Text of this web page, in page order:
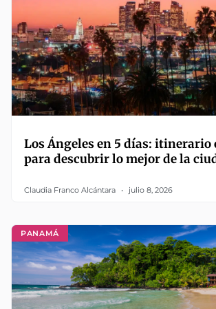
Los Ángeles en 5 días: itinerario
para descubrir lo mejor de la
Claudia Franco Alcántara julio 8, 2026
PANAMÁ